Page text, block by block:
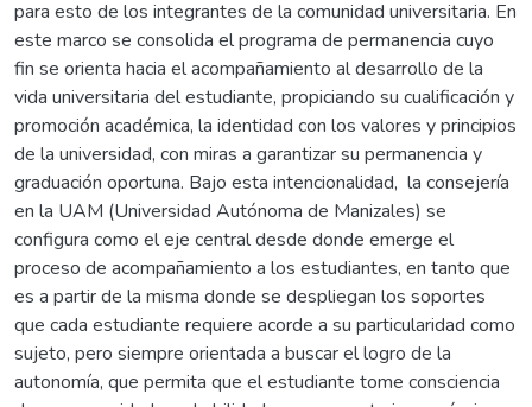
para esto de los integrantes de la comunidad universitaria. En
este marco se consolida el programa de permanencia cuyo
fin se orienta hacia el acompañamiento al desarrollo de la
vida universitaria del estudiante, propiciando su cualificación y
promoción académica, la identidad con los valores y principios
de la universidad, con miras a garantizar su permanencia y
graduación oportuna. Bajo esta intencionalidad, la consejería
en la UAM (Universidad Autónoma de Manizales) se
configura como el eje central desde donde emerge el
proceso de acompañamiento a los estudiantes, en tanto que
es a partir de la misma donde se despliegan los soportes
que cada estudiante requiere acorde a su particularidad como
sujeto, pero siempre orientada a buscar el logro de la
autonomía, que permita que el estudiante tome consciencia